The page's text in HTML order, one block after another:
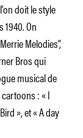
doit le style
On
Melodies”,
Bros qui
musical de
: « I
», et « A day